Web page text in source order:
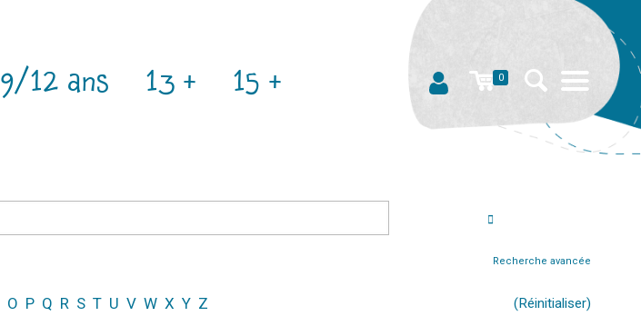
9/12 ans 13 + 15 + 0
Recherche avancée
O P Q R S T U V W X Y Z (Réinitialiser)